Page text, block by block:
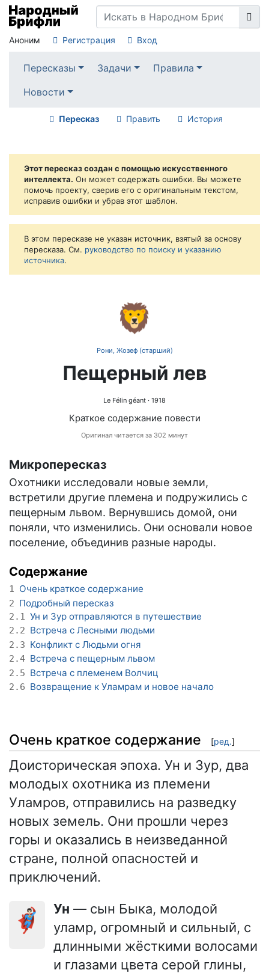
Аноним Регистрация Вход
Пересказы Задачи
Правила
Новости
Пересказ Править История
Этот пересказ создан с помощью искусственного
интеллекта. Он может содержать ошибки. Вы можете
помочь проекту, сверив его с оригинальным текстом,
исправив ошибки и убрав этот шаблон.
В этом пересказе не указан источник, взятый за основу
пересказа. См. руководство по поиску и указанию
источника.
🦁
Рони, Жозеф (старший)
Пещерный лев
Le Félin géant · 1918
Краткое содержание повести
Оригинал читается за 302 минут
Микропересказ
Охотники исследовали новые земли,
встретили другие племена и подружились с
пещерным львом. Вернувшись домой, они
поняли, что изменились. Они основали новое
поселение, объединив разные народы.
Содержание
1 Очень краткое содержание
2 Подробный пересказ
2.1 Ун и Зур отправляются в путешествие
2.2 Встреча с Лесными людьми
2.3 Конфликт с Людьми огня
2.4 Встреча с пещерным львом
2.5 Встреча с племенем Волчиц
2.6 Возвращение к Уламрам и новое начало
Очень краткое содержание [ред.]
Доисторическая эпоха. Ун и Зур, два
молодых охотника из племени
Уламров, отправились на разведку
новых земель. Они прошли через
горы и оказались в неизведанной
стране, полной опасностей и
приключений.
🦸🏻‍♂️ Ун — сын Быка, молодой
уламр, огромный и сильный, с
длинными жёсткими волосами
и глазами цвета серой глины,